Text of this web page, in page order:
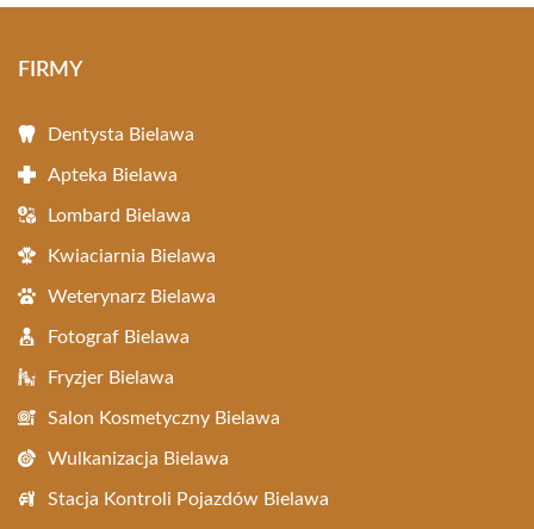
FIRMY
Dentysta Bielawa
Apteka Bielawa
Lombard Bielawa
Kwiaciarnia Bielawa
Weterynarz Bielawa
Fotograf Bielawa
Fryzjer Bielawa
Salon Kosmetyczny Bielawa
Wulkanizacja Bielawa
Stacja Kontroli Pojazdów Bielawa